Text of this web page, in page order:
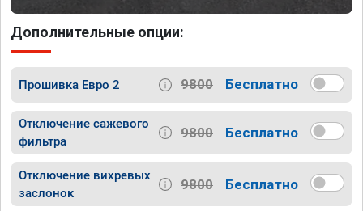
Дополнительные опции:
Прошивка Евро 2 9800 Бесплатно
Отключение сажевого
фильтра
9800 Бесплатно
Отключение вихревых
заслонок
9800 Бесплатно